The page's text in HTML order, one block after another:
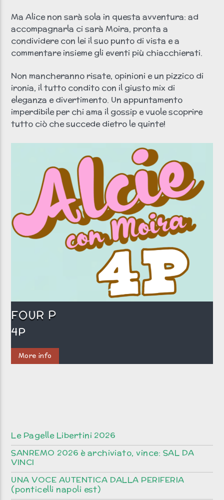
Ma Alice non sarà sola in questa avventura: ad
accompagnarla ci sarà Moira, pronta a
condividere con lei il suo punto di vista e a
commentare insieme gli eventi più chiacchierati.
Non mancheranno risate, opinioni e un pizzico di
ironia, il tutto condito con il giusto mix di
eleganza e divertimento. Un appuntamento
imperdibile per chi ama il gossip e vuole scoprire
tutto ciò che succede dietro le quinte!
FOUR P
4P
More info
Le Pagelle Libertini 2026
SANREMO 2026 è archiviato, vince: SAL DA
VINCI
UNA VOCE AUTENTICA DALLA PERIFERIA
(ponticelli napoli est)